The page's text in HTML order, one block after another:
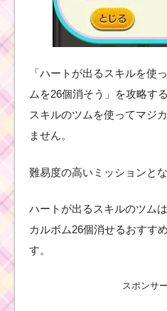
「ハートが出るスキルを使
ムを26個消そう」を攻略す
スキルのツムを使ってマジ
ません。
難易度の高いミッションとな
ハートが出るスキルのツム
カルボム26個消せるおすす
す。
スポンサ